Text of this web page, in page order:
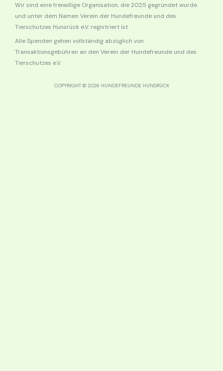
k
-
f
a
m
p
Wir sind eine freiwillige Organisation, die 2025 gegründet wurde
und unter dem Namen Verein der Hundefreunde und des
Tierschutzes Hunsrück e.V. registriert ist.
Alle Spenden gehen vollständig abzüglich von
Transaktionsgebühren an den Verein der Hundefreunde und des
Tierschutzes e.V.
COPYRIGHT © 2026 HUNDEFREUNDE HUNSRÜCK